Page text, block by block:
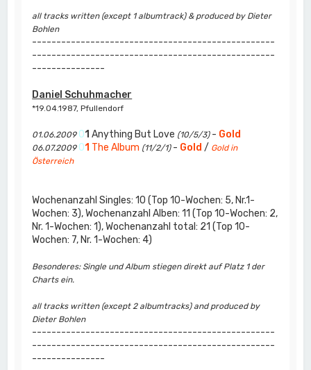
all tracks written (except 1 albumtrack) & produced by Dieter
Bohlen
--------------------------------------------------
--------------------------------------------------
---------------
Daniel Schuhmacher
*19.04.1987, Pfullendorf
01.06.2009 01 Anything But Love (10/5/3)- Gold
06.07.2009 01 The Album (11/2/1)- Gold / Gold in
Österreich
Wochenanzahl Singles: 10 (Top 10-Wochen: 5, Nr.1-
Wochen: 3), Wochenanzahl Alben: 11 (Top 10-Wochen: 2,
Nr. 1-Wochen: 1), Wochenanzahl total: 21 (Top 10-
Wochen: 7, Nr. 1-Wochen: 4)
Besonderes: Single und Album stiegen direkt auf Platz 1 der
Charts ein.
all tracks written (except 2 albumtracks) and produced by
Dieter Bohlen
--------------------------------------------------
--------------------------------------------------
---------------